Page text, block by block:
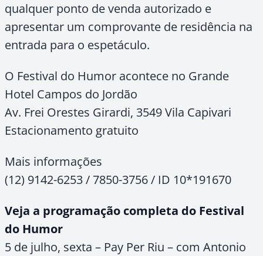
qualquer ponto de venda autorizado e
apresentar um comprovante de residência na
entrada para o espetáculo.
O Festival do Humor acontece no Grande
Hotel Campos do Jordão
Av. Frei Orestes Girardi, 3549 Vila Capivari
Estacionamento gratuito
Mais informações
(12) 9142-6253 / 7850-3756 / ID 10*191670
Veja a programação completa do Festival
do Humor
5 de julho, sexta – Pay Per Riu – com Antonio